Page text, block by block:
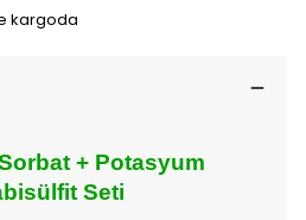
kargoda
+ Potasyum
Seti